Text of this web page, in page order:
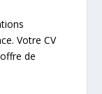
Votre CV
de